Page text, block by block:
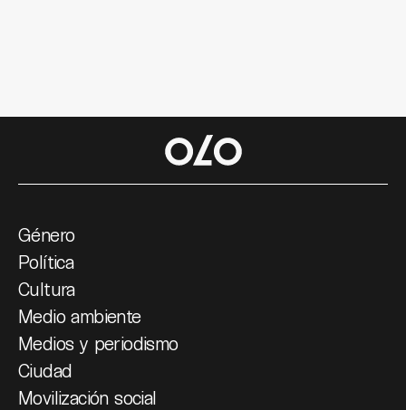
Género
Política
Cultura
Medio ambiente
Medios y periodismo
Ciudad
Movilización social